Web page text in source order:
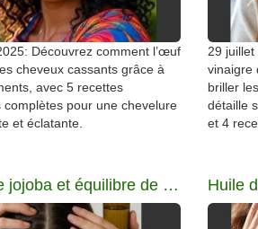
Découvrez comment l’œuf
cheveux cassants grâce à
avec 5 recettes
complètes pour une chevelure
et éclatante.
29 juillet
vinaigre
briller
détaille
et 4
Huile de jojoba et équilibre de cuirs chevelus gras